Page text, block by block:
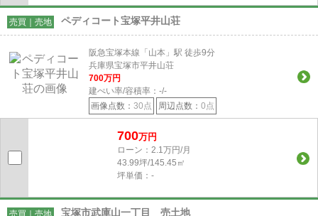
売買｜売地 ペディコート宝塚平井山荘
阪急宝塚本線「山本」駅 徒歩9分
兵庫県宝塚市平井山荘
700万円
建ぺい率/容積率： -/-
画像点数： 30点 周辺点数： 0点
700万円
ローン：2.1万円/月
43.99坪/145.45㎡
坪単価：-
売買｜売地 宝塚市武庫山一丁目 売土地